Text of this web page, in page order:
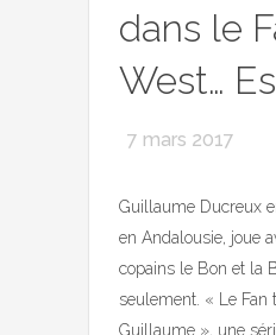
dans le
West…
7 mars 2017
Guillaume Ducreux
en Andalousie, joue
copains le Bon et la
seulement. « Le Fan
Guillaume », une